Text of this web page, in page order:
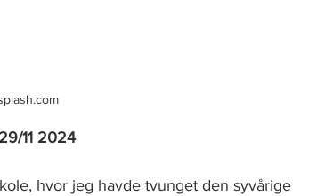
11 2024
hvor jeg havde tvunget den syvårige